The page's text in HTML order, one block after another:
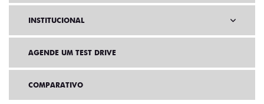
INSTITUCIONAL
AGENDE UM TEST DRIVE
COMPARATIVO